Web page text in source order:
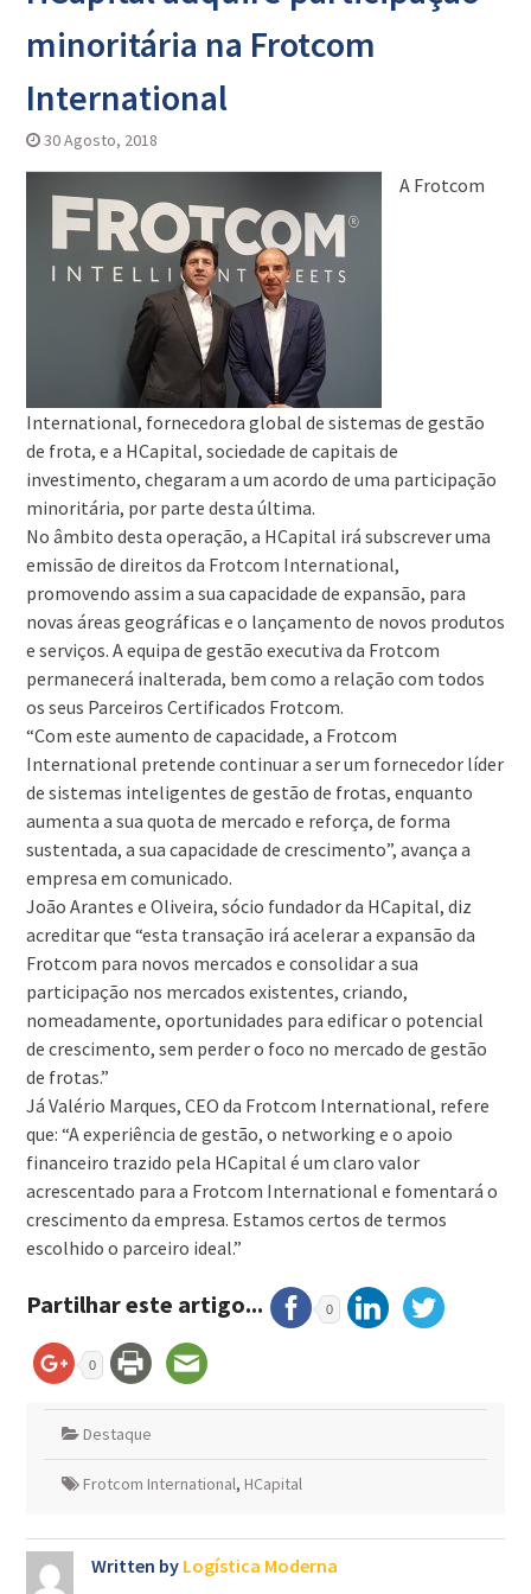
minoritária na Frotcom
International
30 Agosto, 2018
A Frotcom
International, fornecedora global de sistemas de gestão
de frota, e a HCapital, sociedade de capitais de
investimento, chegaram a um acordo de uma participação
minoritária, por parte desta última.
No âmbito desta operação, a HCapital irá subscrever uma
emissão de direitos da Frotcom International,
promovendo assim a sua capacidade de expansão, para
novas áreas geográficas e o lançamento de novos produtos
e serviços. A equipa de gestão executiva da Frotcom
permanecerá inalterada, bem como a relação com todos
os seus Parceiros Certificados Frotcom.
“Com este aumento de capacidade, a Frotcom
International pretende continuar a ser um fornecedor líder
de sistemas inteligentes de gestão de frotas, enquanto
aumenta a sua quota de mercado e reforça, de forma
sustentada, a sua capacidade de crescimento”, avança a
empresa em comunicado.
João Arantes e Oliveira, sócio fundador da HCapital, diz
acreditar que “esta transação irá acelerar a expansão da
Frotcom para novos mercados e consolidar a sua
participação nos mercados existentes, criando,
nomeadamente, oportunidades para edificar o potencial
de crescimento, sem perder o foco no mercado de gestão
de frotas.”
Já Valério Marques, CEO da Frotcom International, refere
que: “A experiência de gestão, o networking e o apoio
financeiro trazido pela HCapital é um claro valor
acrescentado para a Frotcom International e fomentará o
crescimento da empresa. Estamos certos de termos
escolhido o parceiro ideal.”
Partilhar este artigo... 0
0
Destaque
Frotcom International, HCapital
Written by Logística Moderna